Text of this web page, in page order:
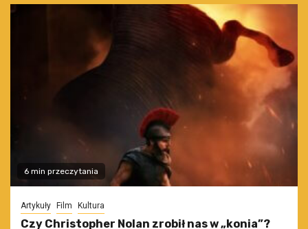
6 min przeczytania
Artykuły Film Kultura
Czy Christopher Nolan zrobił nas w „konia”?